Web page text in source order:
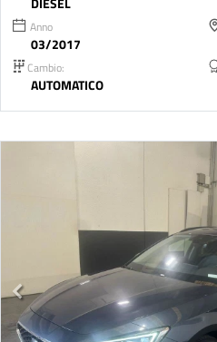
Anno
03/2017
Cambio:
AUTOMATICO